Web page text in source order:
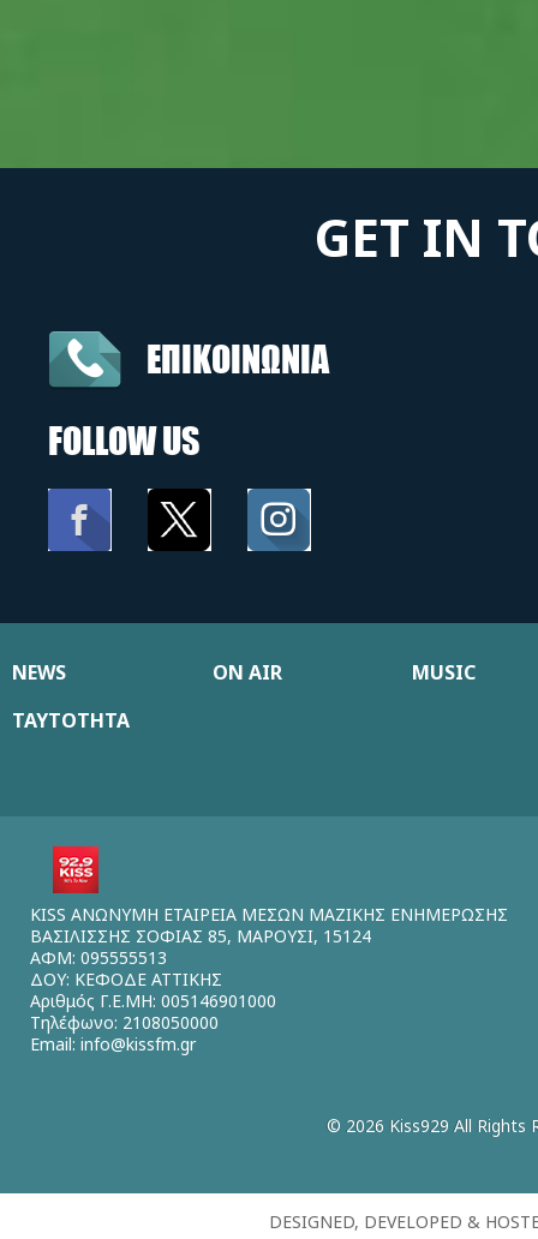
GET IN
ΕΠΙΚΟΙΝΩΝΙΑ
FOLLOW US
NEWS ON AIR
MUSIC
ΤΑΥΤΟΤΗΤΑ
KISS ΑΝΩΝΥΜΗ ΕΤΑΙΡΕΙΑ ΜΕΣΩΝ ΜΑΖΙΚΗΣ ΕΝΗΜΕΡΩΣΗΣ
ΒΑΣΙΛΙΣΣΗΣ ΣΟΦΙΑΣ 85, ΜΑΡΟΥΣΙ, 15124
ΑΦΜ: 095555513
ΔΟΥ: ΚΕΦΟΔΕ ΑΤΤΙΚΗΣ
Αριθμός Γ.Ε.ΜΗ: 005146901000
Τηλέφωνο: 2108050000
Email: info@kissfm.gr
© 2026 Kiss929 All Rights
DESIGNED, DEVELOPED &